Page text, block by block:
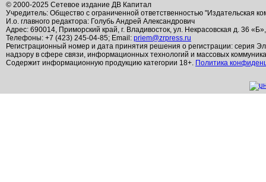
© 2000-2025 Сетевое издание ДВ Капитал
Учредитель: Общество с ограниченной ответственностью "Издательская
И.о. главного редактора: Голубь Андрей Александрович
Адрес: 690014, Приморский край, г. Владивосток, ул. Некрасовская д. 36
Телефоны: +7 (423) 245-04-85; Email: priem@zrpress.ru
Регистрационный номер и дата принятия решения о регистрации: серия
надзору в сфере связи, информационных технологий и массовых
Содержит информационную продукцию категории 18+. Политика